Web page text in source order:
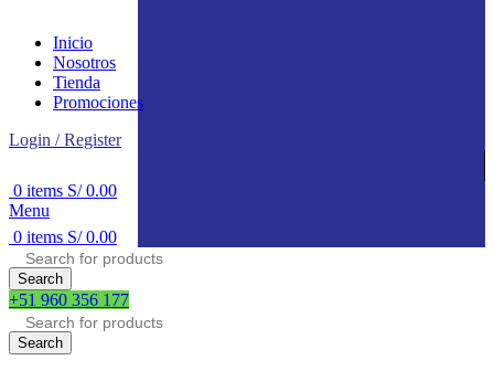
Inicio
Nosotros
Tienda
Promociones
Login / Register
0 items S/0.00
Menu
0 items S/0.00
Search
+51 960 356 177
Search